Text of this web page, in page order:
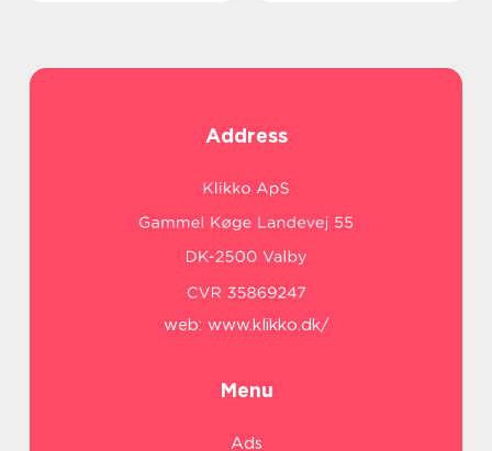
Address
web: www.klikko.dk/
Menu
Ads